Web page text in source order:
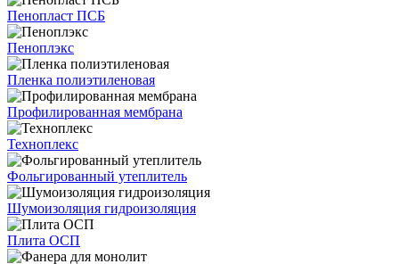
Пенопласт ПСБ
Пеноплэкс
Пленка полиэтиленовая
Профилированная мембрана
Техноплекс
Фольгированный утеплитель
Шумоизоляция гидроизоляция
Плита ОСП